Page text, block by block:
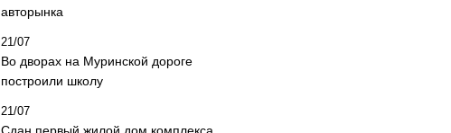
авторынка
21/07
Во дворах на Муринской дороге
построили школу
21/07